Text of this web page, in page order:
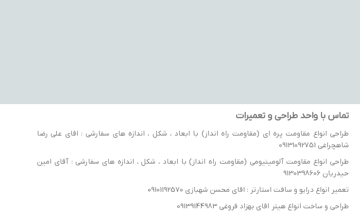
تماس با واحد طراحی و تعمیرات
طراحی انواع مقاومت پره ای (مقاومت راه انداز) با ابعاد ، شکل ، اندازه های سفارشی : اقای علی رضا
شاهچراغی 09131092751
طراحی انواع مقاومت آلومینیومی (مقاومت راه انداز) با ابعاد ، شکل ، اندازه های سفارشی : آقای امین
حیدریان 9130398606
تعمیر انواع درایو و سافت استارتر : اقای محسن شهبازی 09101192570
طراحی و ساخت انواع هیتر اقای بهزاد فروغی 09139144983